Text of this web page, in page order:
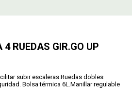
RUEDAS GIR.GO UP
subir escaleras.Ruedas dobles
Bolsa térmica 6L.Manillar regulable
GUÍAS
ENVÍOS